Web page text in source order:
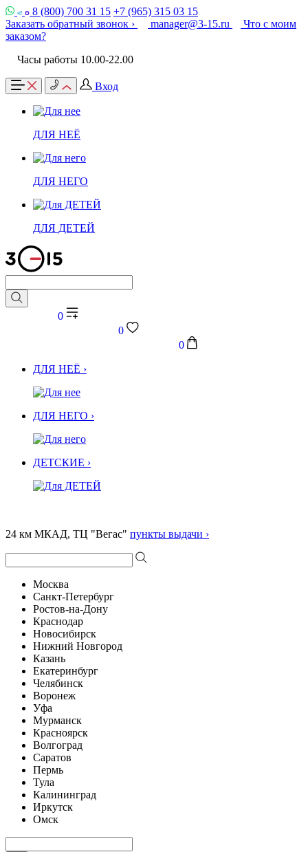
8 (800) 700 31 15 +7 (965) 315 03 15
Заказать обратный звонок ›
manager@3-15.ru
Что с моим
заказом?
Часы работы 10.00-22.00
Вход
ДЛЯ НЕЁ
ДЛЯ НЕГО
ДЛЯ ДЕТЕЙ
0
0
0
ДЛЯ НЕЁ ›
ДЛЯ НЕГО ›
ДЕТСКИЕ ›
24 км МКАД, ТЦ "Вегас" пункты выдачи ›
Москва
Санкт-Петербург
Ростов-на-Дону
Краснодар
Новосибирск
Нижний Новгород
Казань
Екатеринбург
Челябинск
Воронеж
Уфа
Мурманск
Красноярск
Волгоград
Саратов
Пермь
Тула
Калининград
Иркутск
Омск